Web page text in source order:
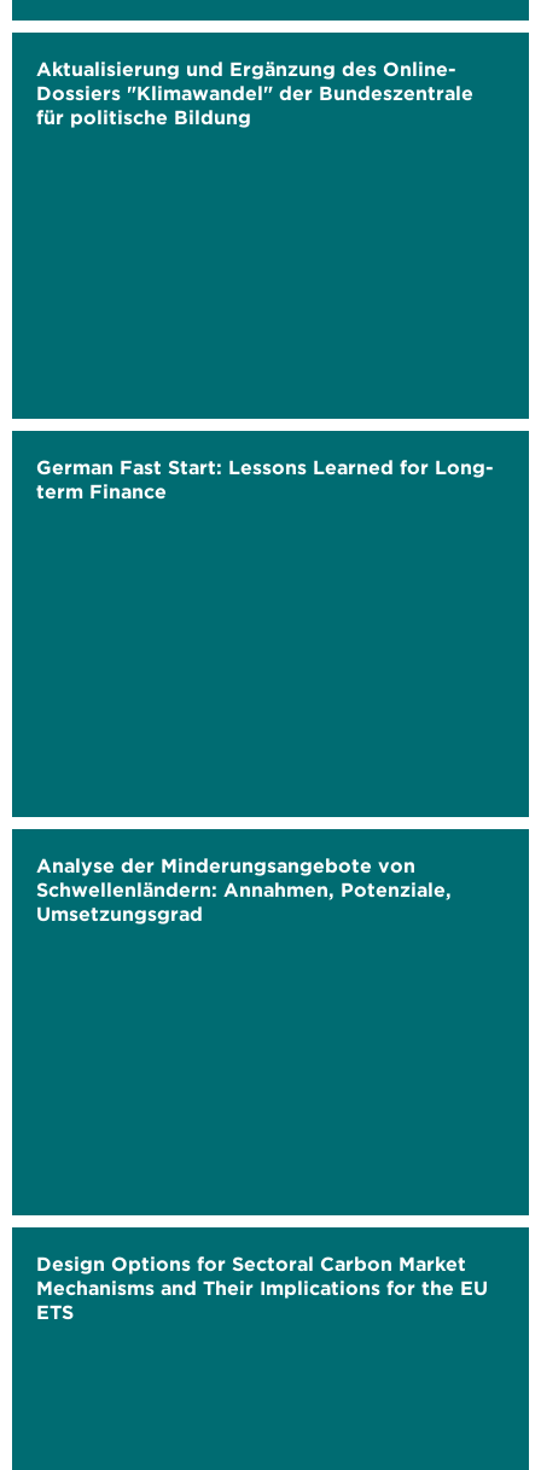
Aktualisierung und Ergänzung des Online-
Dossiers "Klimawandel" der Bundeszentrale
für politische Bildung
German Fast Start: Lessons Learned for Long-
term Finance
Analyse der Minderungsangebote von
Schwellenländern: Annahmen, Potenziale,
Umsetzungsgrad
Design Options for Sectoral Carbon Market
Mechanisms and Their Implications for the EU
ETS